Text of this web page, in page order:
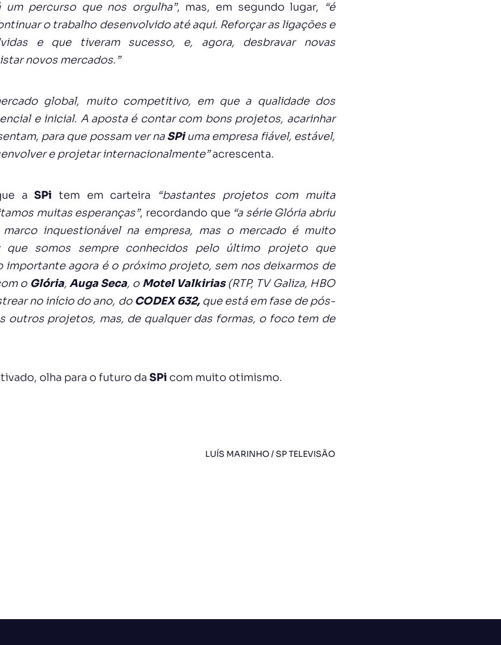
um percurso que nos orgulha”, mas, em segundo lugar,
“é
o trabalho desenvolvido até aqui. Reforçar as ligações e
e que tiveram sucesso, e, agora, desbravar novas
novos mercados.”
global, muito competitivo, em que a qualidade dos
e inicial. A aposta é contar com bons projetos, acarinhar
para que possam ver naSPiuma empresa fiável, estável,
e projetar internacionalmente”acrescenta.
aSPi tem em carteira
“bastantes projetos com muita
muitas esperanças”, recordando que “a série Glória abriu
inquestionável na empresa, mas o mercado é muito
que somos sempre conhecidos pelo último projeto que
importante agora é o próximo projeto, sem nos deixarmos de
o Glória, Auga Seca, o Motel Valkirias(RTP, TV Galiza, HBO
no início do ano, do CODEX 632,que está em fase de pós-
outros projetos, mas, de qualquer das formas, o foco tem de
olha para o futuro daSPi com muito otimismo.
LUÍS MARINHO / SP TELEVISÃO